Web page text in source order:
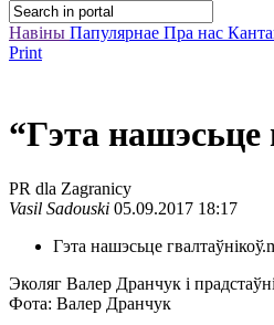
Навіны Папулярнае Пра нас
Print
“Гэта нашэсьце
PR dla Zagranicy
Vasil Sadouski 05.09.2017 18:17
Гэта нашэсьце
Эколяг Валер Дранчук і
Фота: Валер Дранчук